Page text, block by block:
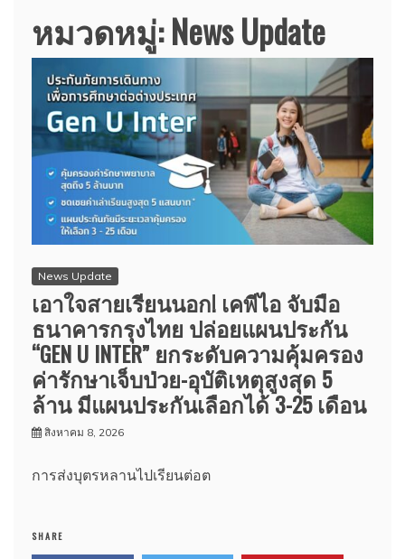
หมวดหมู่:News Update
News Update
เอาใจสายเรียนนอก! เคพีไอ จับมือ
ธนาคารกรุงไทย ปล่อยแผนประกัน
“GEN U INTER” ยกระดับความคุ้มครอง
ค่ารักษาเจ็บป่วย-อุบัติเหตุสูงสุด 5
ล้าน มีแผนประกันเลือกได้ 3-25 เดือน
สิงหาคม 8, 2026
การส่งบุตรหลานไปเรียนต่อต
SHARE